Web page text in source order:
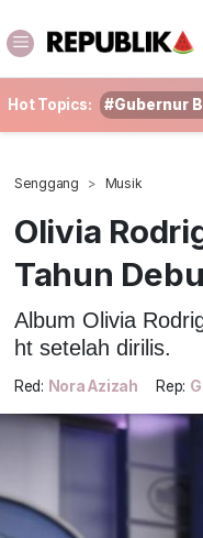
Hot Topics: #Gubernur
Senggang Musik
Olivia
Tahun
Album Olivia
ht setelah dirilis.
Red: Nora Azizah Rep: